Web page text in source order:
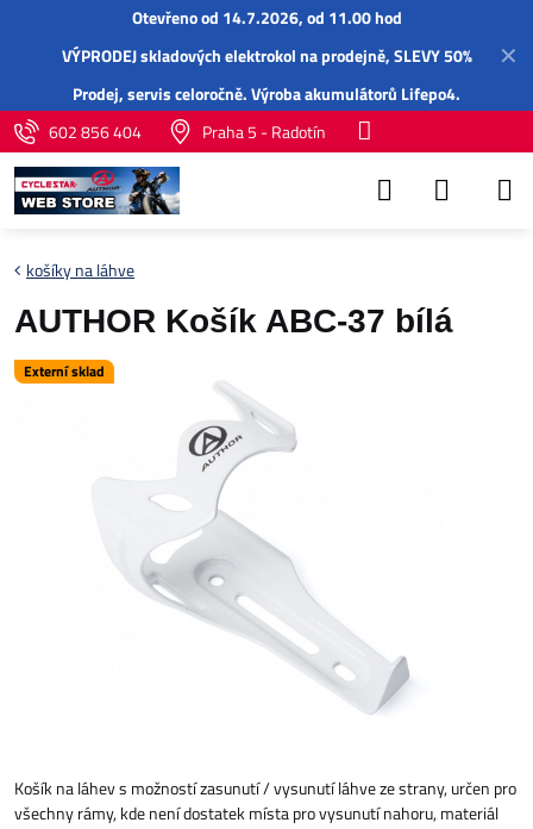
✕
Otevřeno od 14.7.2026, od 11.00 hod
VÝPRODEJ skladových elektrokol na prodejně, SLEVY 50%
Prodej,servisceloročně.Výroba akumulátorů Lifepo4.
602 856 404
Praha 5 - Radotín
Externí sklad
košíky na láhve
AUTHOR Košík ABC-37 bílá
Košík na láhev s možností zasunutí / vysunutí láhve ze strany, určen pro
všechny rámy, kde není dostatek místa pro vysunutí nahoru, materiál